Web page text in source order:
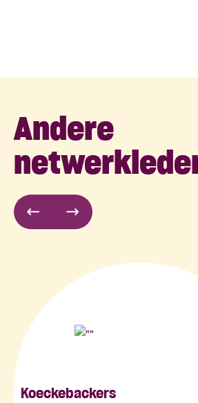
Andere
Koeckebackers